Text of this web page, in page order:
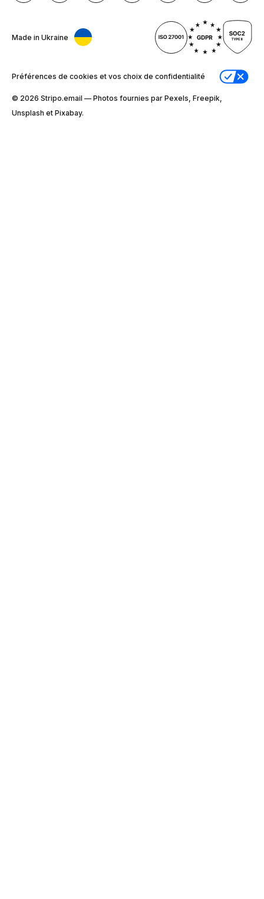
Made in Ukraine
Préférences de cookies et vos choix de confidentialité
© 2026 Stripо.email — Photos fournies par Pexels, Freepik,
Unsplash et Pixabay.